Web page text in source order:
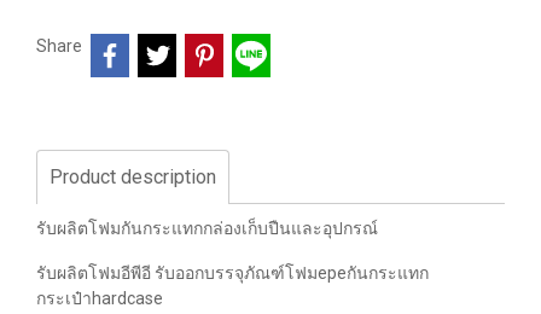
Share
Product description
รับผลิตโฟมกันกระแทกกล่องเก็บปืนและอุปกรณ์
รับผลิตโฟมอีพีอี รับออกบรรจุภัณฑ์โฟมepeกันกระแทก
กระเป๋าhardcase